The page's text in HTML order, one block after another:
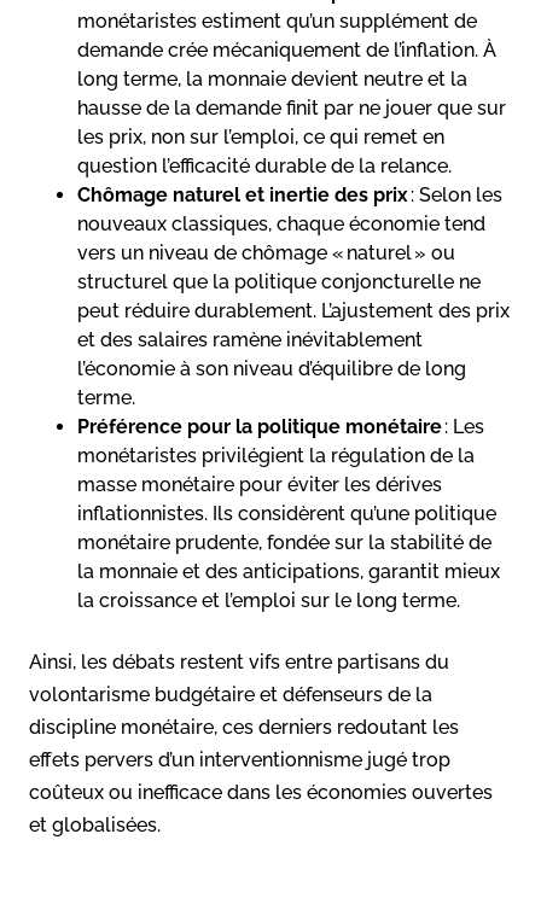
monétaristes estiment qu’un supplément de
demande crée mécaniquement de l’inflation. À
long terme, la monnaie devient neutre et la
hausse de la demande finit par ne jouer que sur
les prix, non sur l’emploi, ce qui remet en
question l’efficacité durable de la relance.
Chômage naturel et inertie des prix: Selon les
nouveaux classiques, chaque économie tend
vers un niveau de chômage « naturel » ou
structurel que la politique conjoncturelle ne
peut réduire durablement. L’ajustement des prix
et des salaires ramène inévitablement
l’économie à son niveau d’équilibre de long
terme.
Préférence pour la politique monétaire: Les
monétaristes privilégient la régulation de la
masse monétaire pour éviter les dérives
inflationnistes. Ils considèrent qu’une politique
monétaire prudente, fondée sur la stabilité de
la monnaie et des anticipations, garantit mieux
la croissance et l’emploi sur le long terme.
Ainsi, les débats restent vifs entre partisans du
volontarisme budgétaire et défenseurs de la
discipline monétaire, ces derniers redoutant les
effets pervers d’un interventionnisme jugé trop
coûteux ou inefficace dans les économies ouvertes
et globalisées.